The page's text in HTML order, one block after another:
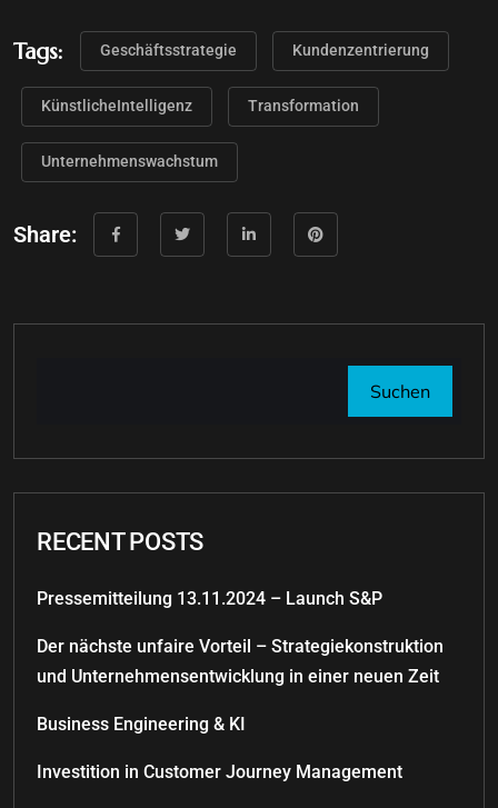
Tags: Geschäftsstrategie Kundenzentrierung
KünstlicheIntelligenz Transformation
Unternehmenswachstum
Share:
Suchen
RECENT POSTS
Pressemitteilung 13.11.2024 – Launch S&P
Der nächste unfaire Vorteil – Strategiekonstruktion
und Unternehmensentwicklung in einer neuen Zeit
Business Engineering & KI
Investition in Customer Journey Management